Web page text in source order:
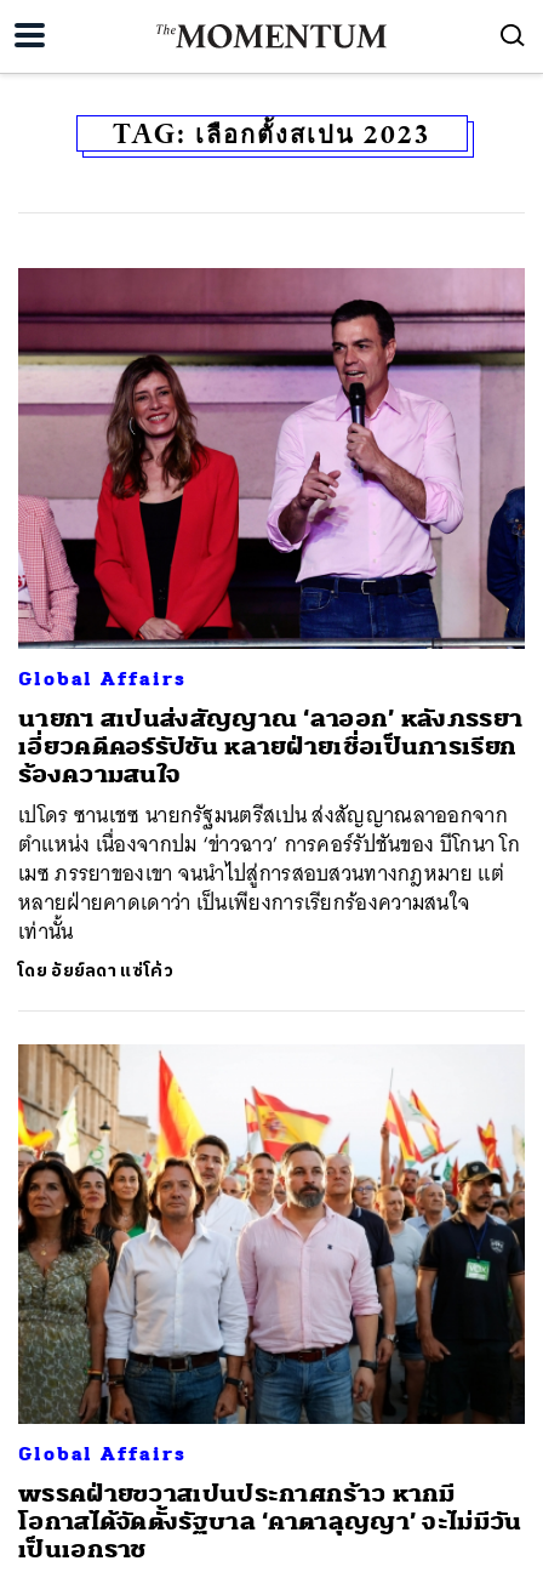
TAG: เลือกตั้งสเปน 2023
Global Affairs
นายกฯ สเปนส่งสัญญาณ ‘ลาออก’ หลังภรรยา
เอี่ยวคดีคอร์รัปชัน หลายฝ่ายเชื่อเป็นการเรียก
ร้องความสนใจ
เปโดร ซานเชซ นายกรัฐมนตรีสเปน ส่งสัญญาณลาออกจาก
ตำแหน่ง เนื่องจากปม ‘ข่าวฉาว’ การคอร์รัปชันของ บีโกนา โก
เมซ ภรรยาของเขา จนนำไปสู่การสอบสวนทางกฎหมาย แต่
หลายฝ่ายคาดเดาว่า เป็นเพียงการเรียกร้องความสนใจ
เท่านั้น
โดย อัยย์ลดา แซ่โค้ว
Global Affairs
พรรคฝ่ายขวาสเปนประกาศกร้าว หากมี
โอกาสได้จัดตั้งรัฐบาล ‘คาตาลุญญา’ จะไม่มีวัน
เป็นเอกราช
ค้นหา
SHARE